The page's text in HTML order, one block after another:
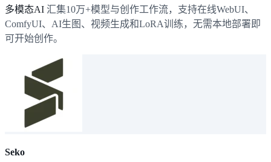
多模态AI 汇集10万+模型与创作工作流，支持在线WebUI、
ComfyUI、AI生图、视频生成和LoRA训练，无需本地部署即
可开始创作。
Seko